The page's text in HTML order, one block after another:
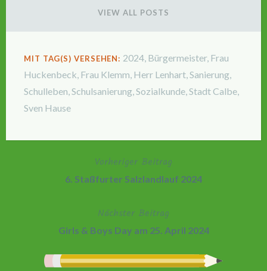
VIEW ALL POSTS
MIT TAG(S) VERSEHEN: 2024, Bürgermeister, Frau
Huckenbeck, Frau Klemm, Herr Lenhart,Sanierung,
Schulleben,Schulsanierung,Sozialkunde,Stadt Calbe,
Sven Hause
BeitragsnavigationVorheriger Beitrag
6. Staßfurter Salzlandlauf 2024
Nächster Beitrag
Girls & Boys Day am 25. April 2024